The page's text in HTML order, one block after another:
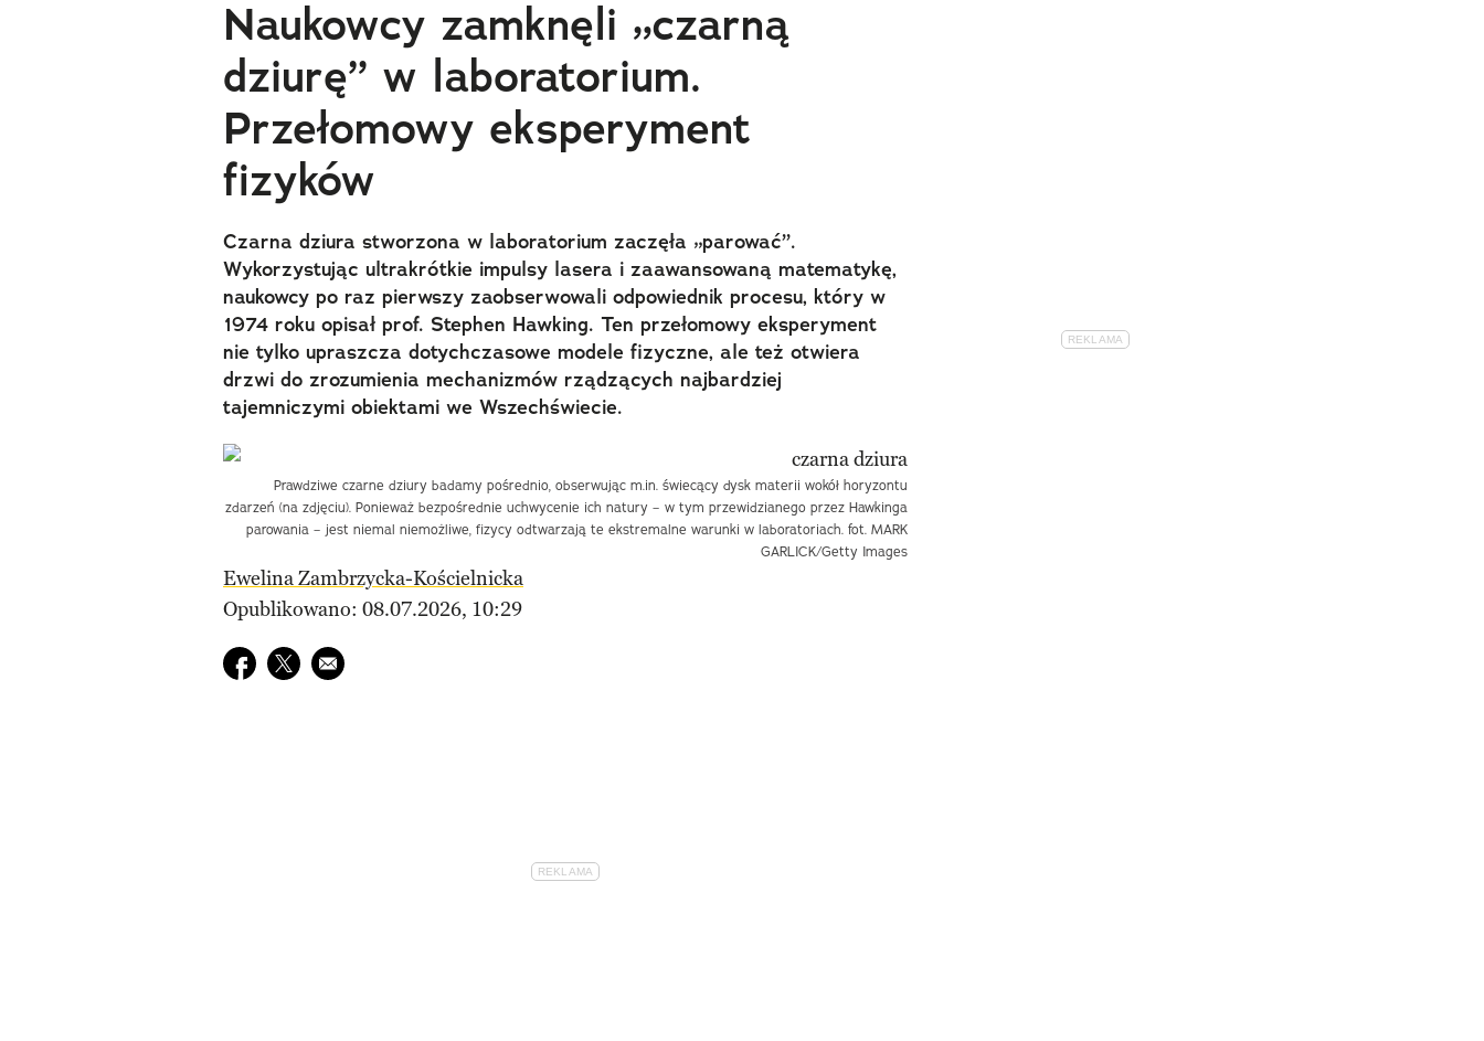
Naukowcy zamknęli „czarną
dziurę” w laboratorium.
Przełomowy eksperyment
fizyków
Czarna dziura stworzona w laboratorium zaczęła „parować”.
Wykorzystując ultrakrótkie impulsy lasera i zaawansowaną matematykę,
naukowcy po raz pierwszy zaobserwowali odpowiednik procesu, który w
1974 roku opisał prof. Stephen Hawking. Ten przełomowy eksperyment
nie tylko upraszcza dotychczasowe modele fizyczne, ale też otwiera
drzwi do zrozumienia mechanizmów rządzących najbardziej
tajemniczymi obiektami we Wszechświecie.
Prawdziwe czarne dziury badamy pośrednio, obserwując m.in. świecący dysk materii wokół horyzontu
zdarzeń (na zdjęciu). Ponieważ bezpośrednie uchwycenie ich natury – w tym przewidzianego przez Hawkinga
parowania – jest niemal niemożliwe, fizycy odtwarzają te ekstremalne warunki w laboratoriach. fot. MARK
GARLICK/Getty Images
Ewelina Zambrzycka-Kościelnicka
Opublikowano: 08.07.2026, 10:29
Udostępnij na facebook
Udostępnij na twitter
E-mail do przyjaciela